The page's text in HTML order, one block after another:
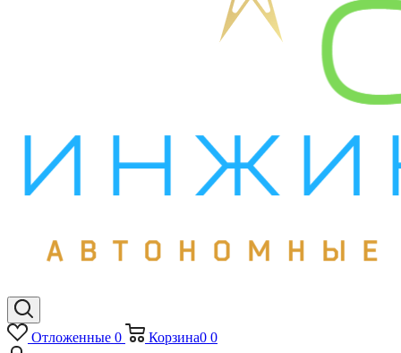
Отложенные 0 Корзина0 0